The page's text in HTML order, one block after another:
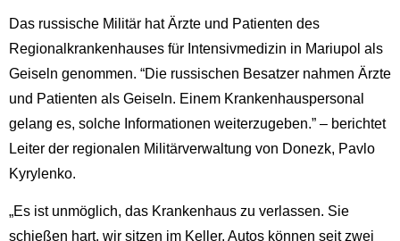
Das russische Militär hat Ärzte und Patienten des
Regionalkrankenhauses für Intensivmedizin in Mariupol als
Geiseln genommen. “Die russischen Besatzer nahmen Ärzte
und Patienten als Geiseln. Einem Krankenhauspersonal
gelang es, solche Informationen weiterzugeben.” – berichtet
Leiter der regionalen Militärverwaltung von Donezk, Pavlo
Kyrylenko.
„Es ist unmöglich, das Krankenhaus zu verlassen. Sie
schießen hart, wir sitzen im Keller. Autos können seit zwei